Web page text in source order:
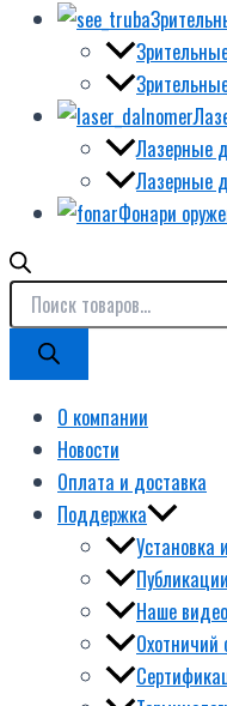
Лазерные
Лазерные
Фонари
О компании
Новости
Оплата и доставка
Поддержка
Установка
Публикации
Наше видео
Охотничий